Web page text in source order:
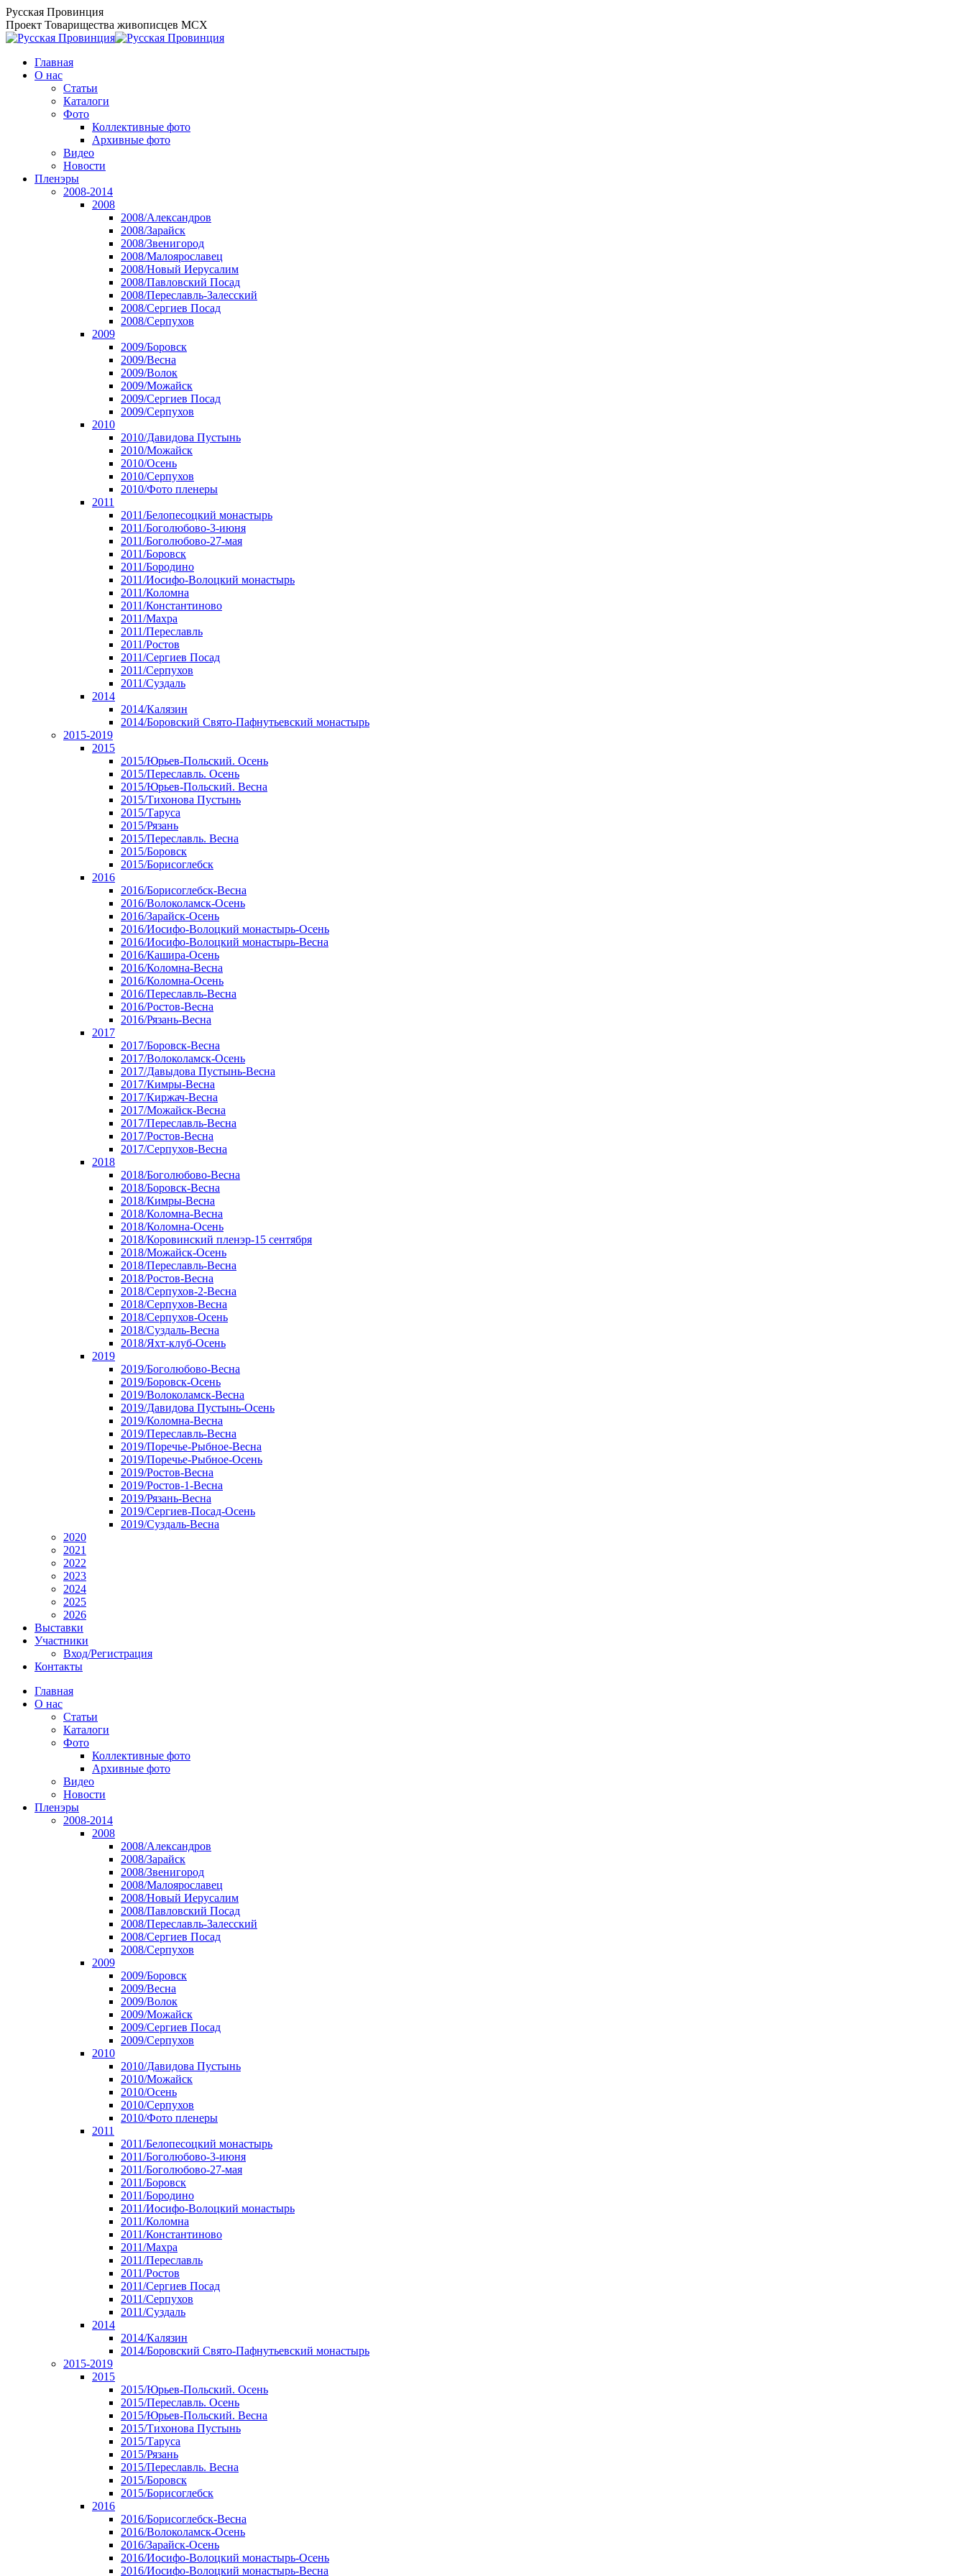
Перейти
к
содержанию
Русская Провинция
Проект Товарищества живописцев МСХ
Главная
О нас
Статьи
Каталоги
Фото
Коллективные фото
Архивные фото
Видео
Новости
Пленэры
2008-2014
2008
2008/Александров
2008/Зарайск
2008/Звенигород
2008/Малоярославец
2008/Новый Иерусалим
2008/Павловский Посад
2008/Переславль-Залесский
2008/Сергиев Посад
2008/Серпухов
2009
2009/Боровск
2009/Весна
2009/Волок
2009/Можайск
2009/Сергиев Посад
2009/Серпухов
2010
2010/Давидова Пустынь
2010/Можайск
2010/Осень
2010/Серпухов
2010/Фото пленеры
2011
2011/Белопесоцкий монастырь
2011/Боголюбово-3-июня
2011/Боголюбово-27-мая
2011/Боровск
2011/Бородино
2011/Иосифо-Волоцкий монастырь
2011/Коломна
2011/Константиново
2011/Махра
2011/Переславль
2011/Ростов
2011/Сергиев Посад
2011/Серпухов
2011/Суздаль
2014
2014/Калязин
2014/Боровский Свято-Пафнутьевский монастырь
2015-2019
2015
2015/Юрьев-Польский. Осень
2015/Переславль. Осень
2015/Юрьев-Польский. Весна
2015/Тихонова Пустынь
2015/Таруса
2015/Рязань
2015/Переславль. Весна
2015/Боровск
2015/Борисоглебск
2016
2016/Борисоглебск-Весна
2016/Волоколамск-Осень
2016/Зарайск-Осень
2016/Иосифо-Волоцкий монастырь-Осень
2016/Иосифо-Волоцкий монастырь-Весна
2016/Кашира-Осень
2016/Коломна-Весна
2016/Коломна-Осень
2016/Переславль-Весна
2016/Ростов-Весна
2016/Рязань-Весна
2017
2017/Боровск-Весна
2017/Волоколамск-Осень
2017/Давыдова Пустынь-Весна
2017/Кимры-Весна
2017/Киржач-Весна
2017/Можайск-Весна
2017/Переславль-Весна
2017/Ростов-Весна
2017/Серпухов-Весна
2018
2018/Боголюбово-Весна
2018/Боровск-Весна
2018/Кимры-Весна
2018/Коломна-Весна
2018/Коломна-Осень
2018/Коровинский пленэр-15 сентября
2018/Можайск-Осень
2018/Переславль-Весна
2018/Ростов-Весна
2018/Серпухов-2-Весна
2018/Серпухов-Весна
2018/Серпухов-Осень
2018/Суздаль-Весна
2018/Яхт-клуб-Осень
2019
2019/Боголюбово-Весна
2019/Боровск-Осень
2019/Волоколамск-Весна
2019/Давидова Пустынь-Осень
2019/Коломна-Весна
2019/Переславль-Весна
2019/Поречье-Рыбное-Весна
2019/Поречье-Рыбное-Осень
2019/Ростов-Весна
2019/Ростов-1-Весна
2019/Рязань-Весна
2019/Сергиев-Посад-Осень
2019/Суздаль-Весна
2020
2021
2022
2023
2024
2025
2026
Выставки
Участники
Вход/Регистрация
Контакты
Главная
О нас
Статьи
Каталоги
Фото
Коллективные фото
Архивные фото
Видео
Новости
Пленэры
2008-2014
2008
2008/Александров
2008/Зарайск
2008/Звенигород
2008/Малоярославец
2008/Новый Иерусалим
2008/Павловский Посад
2008/Переславль-Залесский
2008/Сергиев Посад
2008/Серпухов
2009
2009/Боровск
2009/Весна
2009/Волок
2009/Можайск
2009/Сергиев Посад
2009/Серпухов
2010
2010/Давидова Пустынь
2010/Можайск
2010/Осень
2010/Серпухов
2010/Фото пленеры
2011
2011/Белопесоцкий монастырь
2011/Боголюбово-3-июня
2011/Боголюбово-27-мая
2011/Боровск
2011/Бородино
2011/Иосифо-Волоцкий монастырь
2011/Коломна
2011/Константиново
2011/Махра
2011/Переславль
2011/Ростов
2011/Сергиев Посад
2011/Серпухов
2011/Суздаль
2014
2014/Калязин
2014/Боровский Свято-Пафнутьевский монастырь
2015-2019
2015
2015/Юрьев-Польский. Осень
2015/Переславль. Осень
2015/Юрьев-Польский. Весна
2015/Тихонова Пустынь
2015/Таруса
2015/Рязань
2015/Переславль. Весна
2015/Боровск
2015/Борисоглебск
2016
2016/Борисоглебск-Весна
2016/Волоколамск-Осень
2016/Зарайск-Осень
2016/Иосифо-Волоцкий монастырь-Осень
2016/Иосифо-Волоцкий монастырь-Весна